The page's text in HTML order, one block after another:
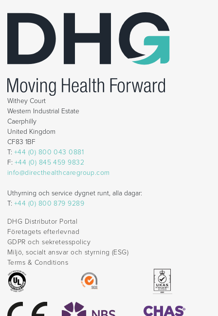
Withey Court
Western Industrial Estate
Caerphilly
United Kingdom
CF83 1BF
T: +44 (0) 800 043 0881
F: +44 (0) 845 459 9832
info@directhealthcaregroup.com
Uthyrning och service dygnet runt, alla dagar:
T: +44 (0) 800 879 9289
DHG Distributor Portal
Företagets efterlevnad
GDPR och sekretesspolicy
Miljö, socialt ansvar och styrning (ESG)
Terms & Conditions